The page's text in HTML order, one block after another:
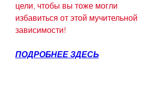
цели, чтобы вы тоже могли
избавиться от этой мучительной
зависимости!
ПОДРОБНЕЕ ЗДЕСЬ